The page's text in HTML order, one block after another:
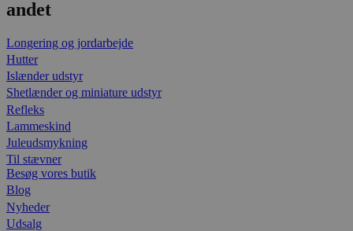
andet
Longering og jordarbejde
Hutter
Islænder udstyr
Shetlænder og miniature udstyr
Refleks
Lammeskind
Juleudsmykning
Til stævner
Besøg vores butik
Blog
Nyheder
Udsalg